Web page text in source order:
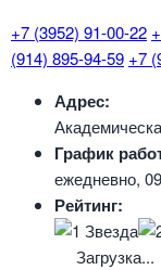
+7 (3952) 91-00-22
(914) 895-94-59 +7
Адрес:
График
ежедневно,
Рейтинг:
Загрузка...